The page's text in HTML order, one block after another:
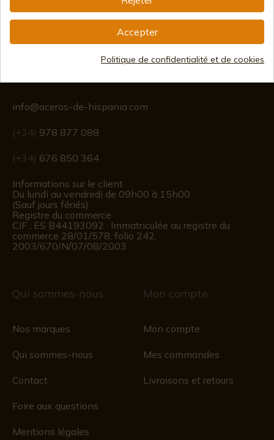
info@aceros-de-hispania.com
(+34) 978 877 088
(+34) 676 850 364
Informations sur le client
Du lundi au vendredi de 09h00 à 15h00
(Sauf jours fériés)
Registre du commerce
CIF : ES B44193092 · Immatriculée au registre du
commerce 28/01/578, folio 242,
2003/670/N/07/08/2003
Qui sommes-nous
Nos marques
Qui sommes-nous
Contact
Foire aux questions
Mentions légales
Mon compte
Mon compte
Mes commandes
Livraisons et retours
Accepter
Politique de confidentialité et de cookies